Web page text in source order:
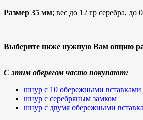
Размер 35 мм; вес до 12 гр серебра, до
Выберите ниже нужную Вам опцию
С этим оберегом часто покупают:
шнур с 10 обережными вставками
шнур с серебряным замком
шнур с двумя обережными